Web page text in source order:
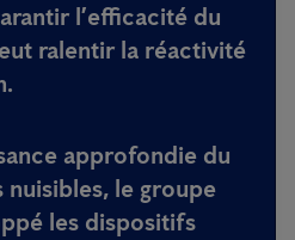
l’efficacité du
ralentir la réactivité
approfondie du
le groupe
les dispositifs